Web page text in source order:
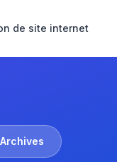
de site internet
Archives